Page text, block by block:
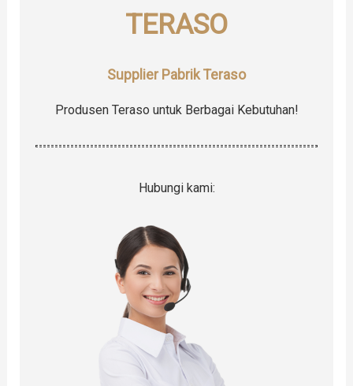
TERASO
Supplier Pabrik Teraso
Produsen Teraso untuk Berbagai Kebutuhan!
Hubungi kami: